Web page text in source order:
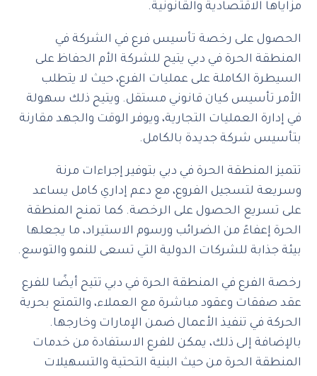
مزاياها الاقتصادية والقانونية.
الحصول على رخصة تأسيس فرع في الشركة في
المنطقة الحرة في دبي يتيح للشركة الأم الحفاظ على
السيطرة الكاملة على عمليات الفرع، حيث لا يتطلب
الأمر تأسيس كيان قانوني مستقل. ويتيح ذلك سهولة
في إدارة العمليات التجارية، ويوفر الوقت والجهد مقارنة
بتأسيس شركة جديدة بالكامل.
تتميز المنطقة الحرة في دبي بتوفير إجراءات مرنة
وسريعة لتسجيل الفروع، مع دعم إداري كامل يساعد
على تسريع الحصول على الرخصة. كما تمنح المنطقة
الحرة إعفاءً من الضرائب ورسوم الاستيراد، ما يجعلها
بيئة جذابة للشركات الدولية التي تسعى للنمو والتوسع.
رخصة الفرع في المنطقة الحرة في دبي تتيح أيضًا للفرع
عقد صفقات وعقود مباشرة مع العملاء، والتمتع بحرية
الحركة في تنفيذ الأعمال ضمن الإمارات وخارجها.
بالإضافة إلى ذلك، يمكن للفرع الاستفادة من خدمات
المنطقة الحرة من حيث البنية التحتية والتسهيلات